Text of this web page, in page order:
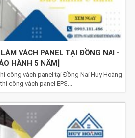
VÁCH PANEL TẠI ĐỒNG NAI -
HÀNH 5 NĂM]
công vách panel tại Đồng Nai Huy Hoàng
công vách panel EPS...